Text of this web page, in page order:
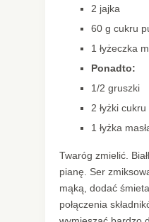
2 jajka
60 g cukru
1 łyżeczka
Ponadto:
1/2 gruszki
2 łyżki cukru
1 łyżka
Twaróg zmielić.
pianę. Ser
mąką, dodać
połączenia